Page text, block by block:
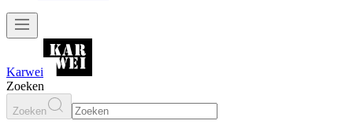
Karwei
Zoeken
Zoeken